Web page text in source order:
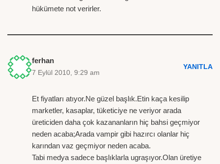
hükümete not verirler.
ferhan
7 Eylül 2010, 9:29 am
YANITLA
Et fiyatları atıyor.Ne güzel başlık.Etin kaça kesilip
marketler, kasaplar, tüketiciye ne veriyor arada
üreticiden daha çok kazananların hiç bahsi geçmiyor
neden acaba;Arada vampir gibi hazırcı olanlar hiç
karından vaz geçmiyor neden acaba.
Tabi medya sadece başlıklarla ugraşıyor.Olan üretiye